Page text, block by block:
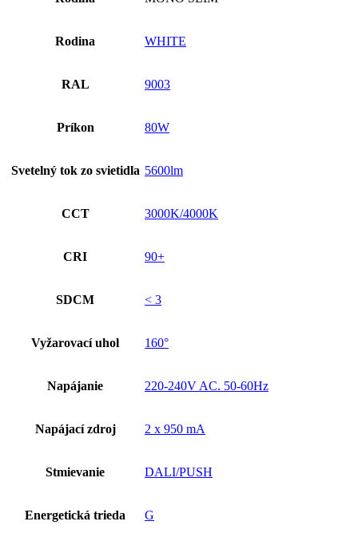
Rodina WHITE
RAL 9003
Príkon 80W
Svetelný tok zo svietidla 5600lm
CCT 3000K/4000K
CRI 90+
SDCM < 3
Vyžarovací uhol 160°
Napájanie 220-240V AC. 50-60Hz
Napájací zdroj 2 x 950 mA
Stmievanie DALI/PUSH
Energetická trieda G